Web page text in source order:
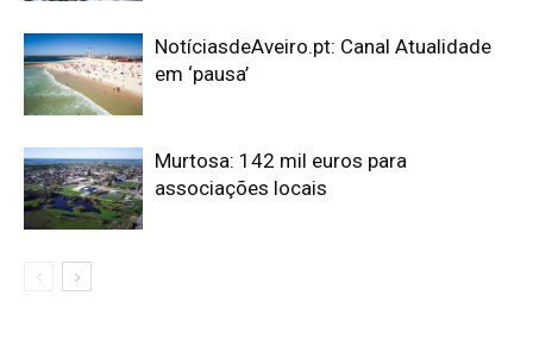
NotíciasdeAveiro.pt: Canal Atualidade
em ‘pausa’
Murtosa: 142 mil euros para
associações locais